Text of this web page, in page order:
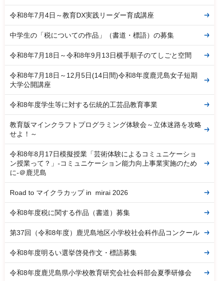
令和8年7月4日～教育DX実践リーダー育成講座
中学生の「税についての作品」（書道・標語）の募集
令和8年7月18日～令和8年9月13日横手順子のてしごと空間
令和8年7月18日～12月5日(14日間)令和8年度鹿児島女子短期
大学公開講座
令和8年度学生等に対する伝統的工芸品教育事業
教育版マインクラフトプログラミング体験会～立体迷路を攻略
せよ！～
令和8年8月17日模擬授業「芸術体験によるコミュニケーショ
ン授業って？」-コミュニケーション能力向上事業実施のため
に-＠鹿児島
Road to マイクラカップ in mirai 2026
令和8年度税に関する作品（書道）募集
第37回（令和8年度）鹿児島地区小学校社会科作品コンクール
令和8年度明るい選挙啓発作文・標語募集
令和8年度鹿児島県小学校教育研究会社会科部会夏季研修会